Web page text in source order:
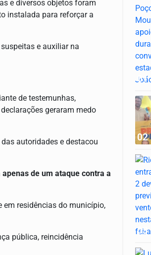
e diversos objetos foram
instalada para reforçar a
e auxiliar na
de testemunhas,
geraram medo
autoridades e destacou
de um ataque contra a
em residências do município,
pública, reincidência
01
02
03